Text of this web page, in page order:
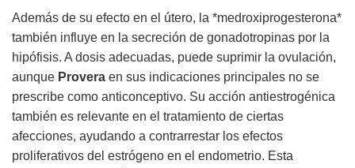
Además de su efecto en el útero, la *medroxiprogesterona*
también influye en la secreción de gonadotropinas por la
hipófisis. A dosis adecuadas, puede suprimir la ovulación,
aunque Provera en sus indicaciones principales no se
prescribe como anticonceptivo. Su acción antiestrogénica
también es relevante en el tratamiento de ciertas
afecciones, ayudando a contrarrestar los efectos
proliferativos del estrógeno en el endometrio. Esta